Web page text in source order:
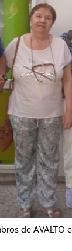
Poesía
de AVALTO